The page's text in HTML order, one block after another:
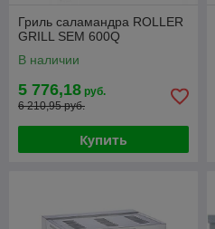
Гриль саламандра ROLLER
GRILL SEM 600Q
В наличии
5 776,18 руб.
6 210,95 руб.
Купить